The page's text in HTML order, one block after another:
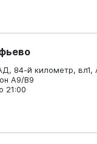
84-й километр, вл1,
А9/В9
21:00